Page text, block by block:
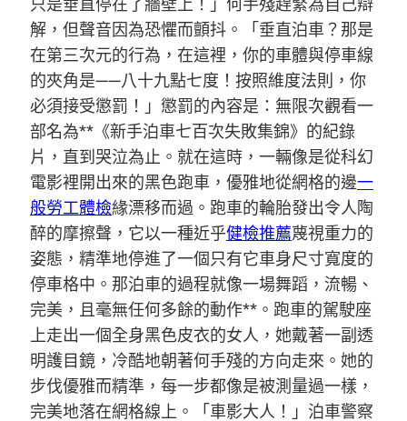
只是垂直停在了牆壁上！」何手殘趕緊為自己辯
解，但聲音因為恐懼而顫抖。「垂直泊車？那是
在第三次元的行為，在這裡，你的車體與停車線
的夾角是——八十九點七度！按照維度法則，你
必須接受懲罰！」懲罰的內容是：無限次觀看一
部名為**《新手泊車七百次失敗集錦》的紀錄
片，直到哭泣為止。就在這時，一輛像是從科幻
電影裡開出來的黑色跑車，優雅地從網格的邊一
般勞工體檢緣漂移而過。跑車的輪胎發出令人陶
醉的摩擦聲，它以一種近乎健檢推薦蔑視重力的
姿態，精準地停進了一個只有它車身尺寸寬度的
停車格中。那泊車的過程就像一場舞蹈，流暢、
完美，且毫無任何多餘的動作**。跑車的駕駛座
上走出一個全身黑色皮衣的女人，她戴著一副透
明護目鏡，冷酷地朝著何手殘的方向走來。她的
步伐優雅而精準，每一步都像是被測量過一樣，
完美地落在網格線上。「車影大人！」泊車警察